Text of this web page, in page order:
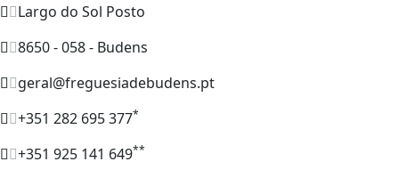
Largo do Sol Posto
8650 - 058 - Budens
geral@freguesiadebudens.pt
+351 282 695 377*
+351 925 141 649**